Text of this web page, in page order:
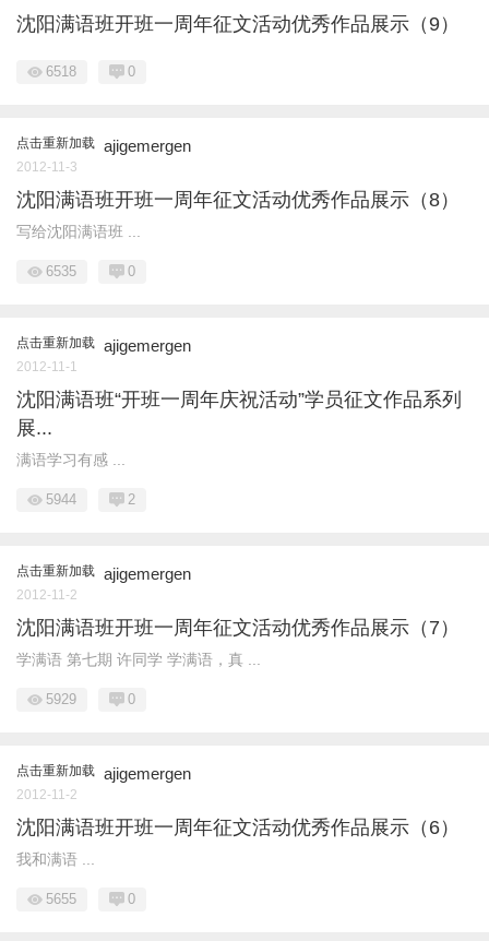
沈阳满语班开班一周年征文活动优秀作品展示（9）
6518 0
点击重新加载 ajigemergen
2012-11-3
沈阳满语班开班一周年征文活动优秀作品展示（8）
写给沈阳满语班 ...
6535 0
点击重新加载 ajigemergen
2012-11-1
沈阳满语班“开班一周年庆祝活动”学员征文作品系列
展...
满语学习有感 ...
5944 2
点击重新加载 ajigemergen
2012-11-2
沈阳满语班开班一周年征文活动优秀作品展示（7）
学满语 第七期 许同学 学满语，真 ...
5929 0
点击重新加载 ajigemergen
2012-11-2
沈阳满语班开班一周年征文活动优秀作品展示（6）
我和满语 ...
5655 0